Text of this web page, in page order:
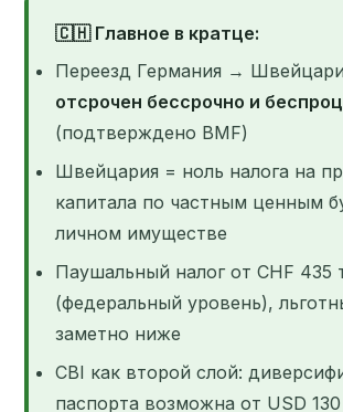
🇨🇭 Главное в кратце:
Переезд Германия →
отсрочен бессрочно и
(подтверждено BMF)
Швейцария = ноль налога на
капитала по частным ценным
личном имуществе
Паушальный налог от CHF 435
(федеральный уровень),
заметно ниже
CBI как второй слой:
паспорта возможна от USD